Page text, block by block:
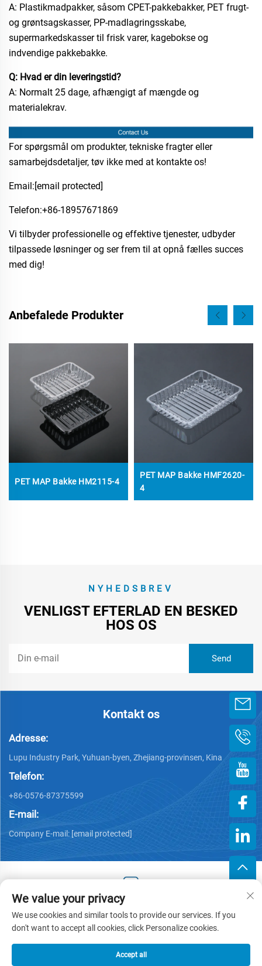
A: Plastikmadpakker, såsom CPET-pakkebakker, PET frugt-
og grøntsagskasser, PP-madlagringsskabe,
supermarkedskasser til frisk varer, kagebokse og
indvendige pakkebakke.
Q: Hvad er din leveringstid?
A: Normalt 25 dage, afhængigt af mængde og
materialekrav.
For spørgsmål om produkter, tekniske fragter eller
samarbejdsdetaljer, tøv ikke med at kontakte os!
Email:[email protected]
Telefon:​+86-18957671869
Vi tilbyder professionelle og effektive tjenester, udbyder
tilpassede løsninger og ser frem til at opnå fælles succes
med dig!
Anbefalede Produkter
PET MAP Bakke HM2115-4
PET MAP Bakke HMF2620-
4
NYHEDSBREV
VENLIGST EFTERLAD EN BESKED
HOS OS
Kontakt os
Adresse:
Lupu Industry Park, Yuhuan-byen, Zhejiang-provinsen, Kina
Telefon:
+86-0576-87375599
E-mail:
Company E-mail: [email protected]
Copyright © 2025 af Zhejiang Hengjiang Plastic Co., Ltd. -
Privatlivspolitik
We value your privacy
We use cookies and similar tools to provide our services. If you
don't want to accept all cookies, click Personalize cookies.
Accept all